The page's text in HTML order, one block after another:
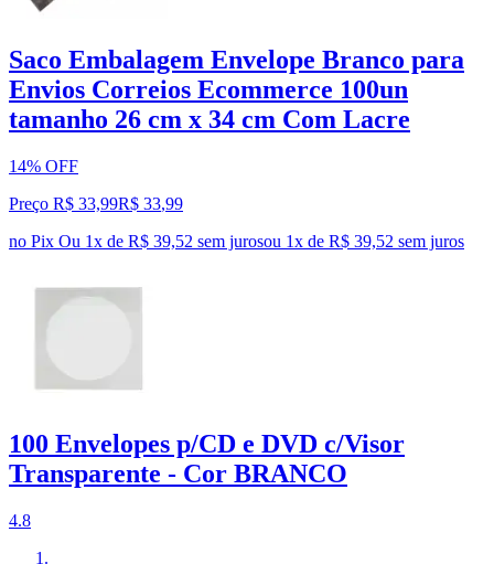
Saco Embalagem Envelope Branco para
Envios Correios Ecommerce 100un
tamanho 26 cm x 34 cm Com Lacre
14% OFF
Preço R$ 33,99R$ 33,99
no Pix Ou 1x de R$ 39,52 sem jurosou 1x de R$ 39,52 sem juros
100 Envelopes p/CD e DVD c/Visor
Transparente - Cor BRANCO
4.8